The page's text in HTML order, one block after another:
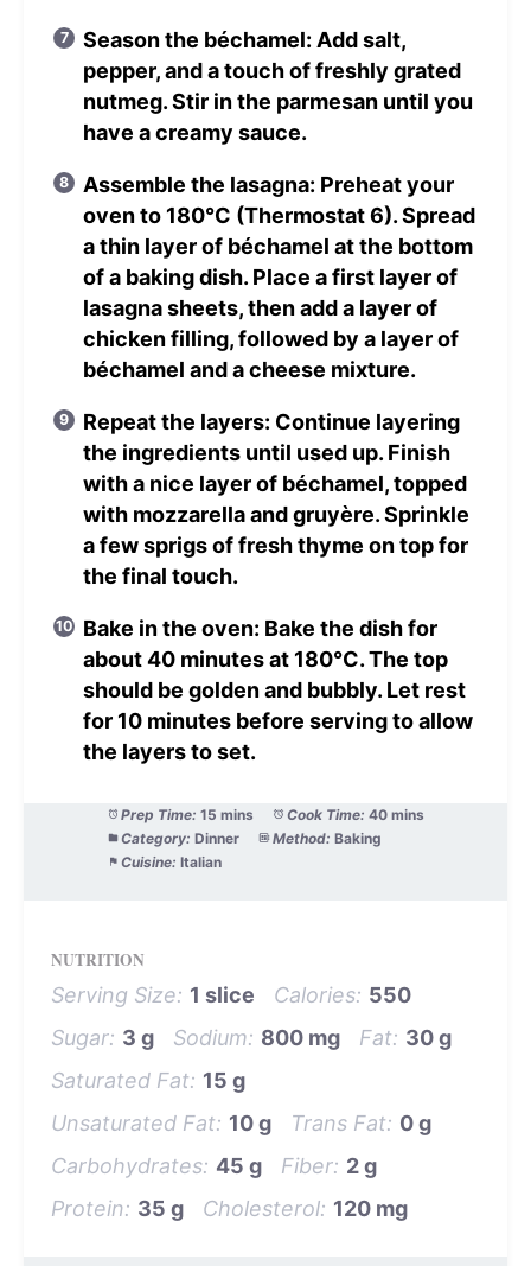
Season the béchamel: Add salt,
pepper, and a touch of freshly grated
nutmeg. Stir in the parmesan until you
have a creamy sauce.
Assemble the lasagna: Preheat your
oven to 180°C (Thermostat 6). Spread
a thin layer of béchamel at the bottom
of a baking dish. Place a first layer of
lasagna sheets, then add a layer of
chicken filling, followed by a layer of
béchamel and a cheese mixture.
Repeat the layers: Continue layering
the ingredients until used up. Finish
with a nice layer of béchamel, topped
with mozzarella and gruyère. Sprinkle
a few sprigs of fresh thyme on top for
the final touch.
Bake in the oven: Bake the dish for
about 40 minutes at 180°C. The top
should be golden and bubbly. Let rest
for 10 minutes before serving to allow
the layers to set.
Prep Time: 15 mins Cook Time: 40 mins
Category: Dinner Method: Baking
Cuisine: Italian
NUTRITION
Serving Size: 1 slice Calories: 550
Sugar: 3 g Sodium: 800 mg Fat: 30 g
Saturated Fat: 15 g
Unsaturated Fat: 10 g Trans Fat: 0 g
Carbohydrates: 45 g Fiber: 2 g
Protein: 35 g Cholesterol: 120 mg